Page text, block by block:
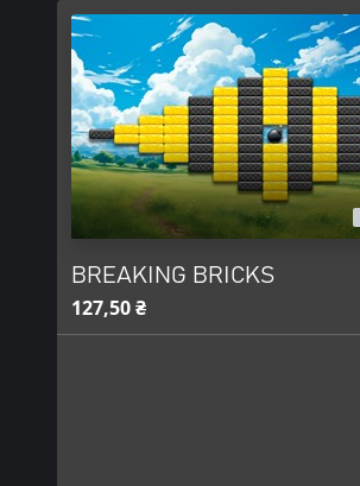
BREAKING BRICKS
127,50 ₴